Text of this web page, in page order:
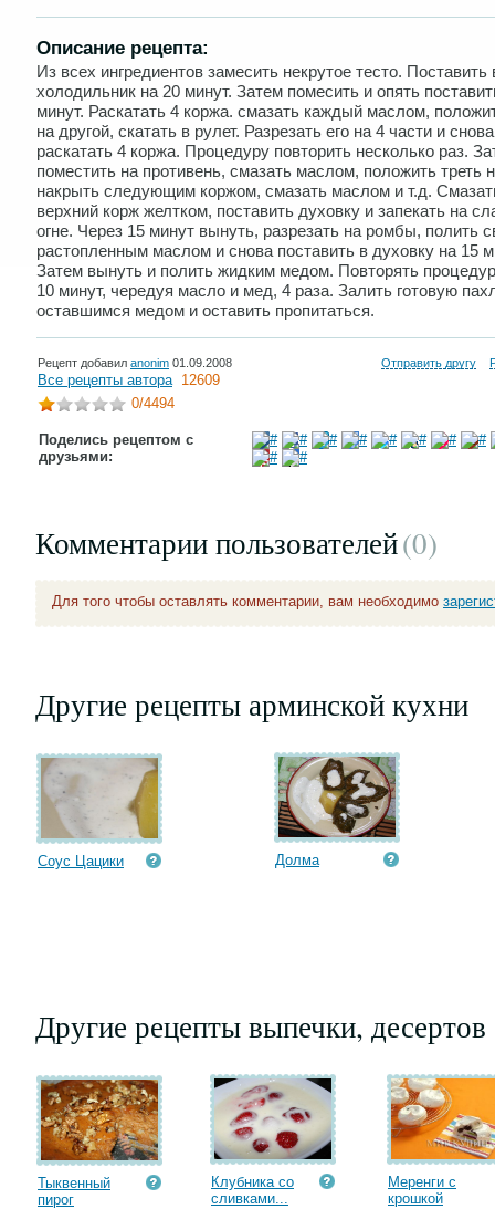
Описание рецепта:
Из всех ингредиентов замесить некрутое тесто. Поставить
холодильник на 20 минут. Затем помесить и опять
минут. Раскатать 4 коржа. смазать каждый маслом,
на другой, скатать в рулет. Разрезать его на 4 части и снова
раскатать 4 коржа. Процедуру повторить несколько раз.
поместить на противень, смазать маслом, положить треть
накрыть следующим коржом, смазать маслом и т.д.
верхний корж желтком, поставить духовку и запекать на
огне. Через 15 минут вынуть, разрезать на ромбы, полить
растопленным маслом и снова поставить в духовку на 15
Затем вынуть и полить жидким медом. Повторять
10 минут, чередуя масло и мед, 4 раза. Залить готовую
оставшимся медом и оставить пропитаться.
Рецепт добавил anonim 01.09.2008 Отправить другу
Все рецепты автора 12609
0/4494
Поделись рецептом с
друзьями:
Комментарии пользователей(0)
Для того чтобы оставлять комментарии, вам необходимо
Другие рецепты арминской кухни
Соус Цацики Долма
Другие рецепты выпечки, десертов
Тыквенный
пирог
Клубника со
сливками...
Меренги с
крошкой